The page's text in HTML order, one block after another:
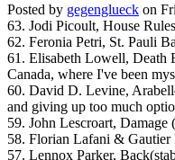
Posted by gegenglueck on
63. Jodi Picoult, House
62. Feronia Petri, St. Pauli
61. Elisabeth Lowell, Death
Canada, where I've been
60. David D. Levine,
and giving up too much
59. John Lescroart,
58. Florian Lafani & Gautier
57. Lennox Parker,